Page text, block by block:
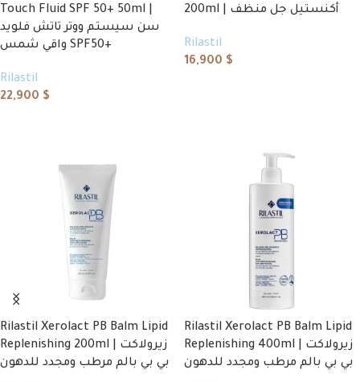
Touch Fluid SPF 50+ 50ml |
سن سيستم ووتر تاتش فلويد
واقي شمس SPF50+
Rilastil
22,900 $
200ml | أكنستيل جل منظف
Rilastil
16,900 $
Rilastil Xerolact PB Balm Lipid
Replenishing 200ml | زيرولاكت
بي بي بالم مرطب ومجدد للدهون
Rilastil Xerolact PB Balm Lipid
Replenishing 400ml | زيرولاكت
بي بي بالم مرطب ومجدد للدهون